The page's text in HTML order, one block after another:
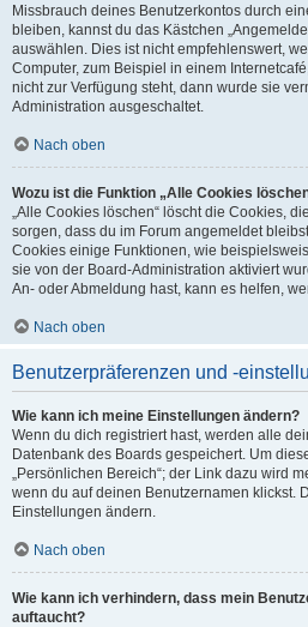
Missbrauch deines Benutzerkontos durch
bleiben, kannst du das Kästchen
auswählen. Dies ist nicht empfehlenswert,
Computer, zum Beispiel in einem
nicht zur Verfügung steht, dann wurde sie
Administration ausgeschaltet.
Nach oben
Wozu ist die Funktion „Alle Cookies
„Alle Cookies löschen“ löscht die Cookies,
sorgen, dass du im Forum angemeldet
Cookies einige Funktionen, wie
sie von der Board-Administration aktiviert
An- oder Abmeldung hast, kann es helfen,
Nach oben
Benutzerpräferenzen und -
Wie kann ich meine Einstellungen ändern?
Wenn du dich registriert hast, werden alle
Datenbank des Boards gespeichert. Um
„Persönlichen Bereich“; der Link dazu wird
wenn du auf deinen Benutzernamen klickst.
Einstellungen ändern.
Nach oben
Wie kann ich verhindern, dass mein
auftaucht?